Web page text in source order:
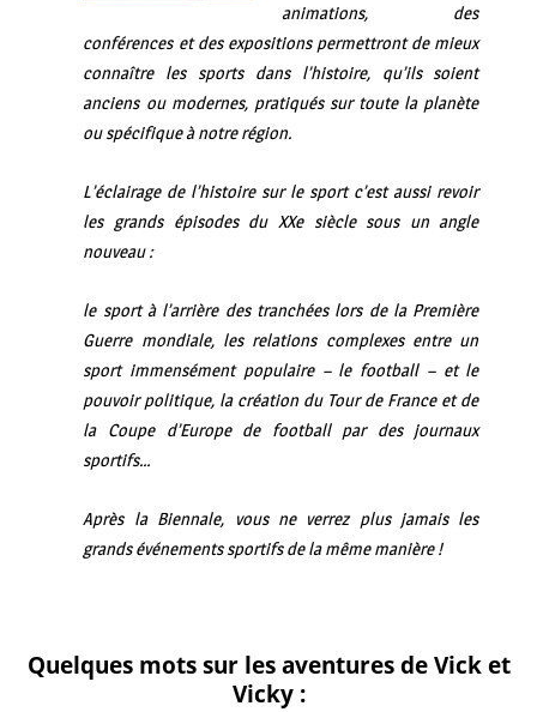
animations, des
conférences et des expositions permettront de mieux
connaître les sports dans l’histoire, qu’ils soient
anciens ou modernes, pratiqués sur toute la planète
ou spécifique à notre région.
L’éclairage de l’histoire sur le sport c’est aussi revoir
les grands épisodes du XXe siècle sous un angle
nouveau :
le sport à l’arrière des tranchées lors de la Première
Guerre mondiale, les relations complexes entre un
sport immensément populaire – le football – et le
pouvoir politique, la création du Tour de France et de
la Coupe d’Europe de football par des journaux
sportifs…
Après la Biennale, vous ne verrez plus jamais les
grands événements sportifs de la même manière !
Quelques mots sur les aventures de Vick et
Vicky :